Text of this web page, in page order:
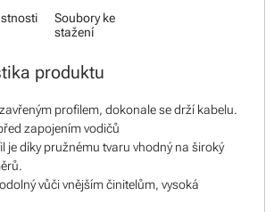
Soubory ke
stažení
produktu
profilem, dokonale se drží kabelu.
zapojením vodičů
je díky pružnému tvaru vhodný na široký
vůči vnějším činitelům, vysoká